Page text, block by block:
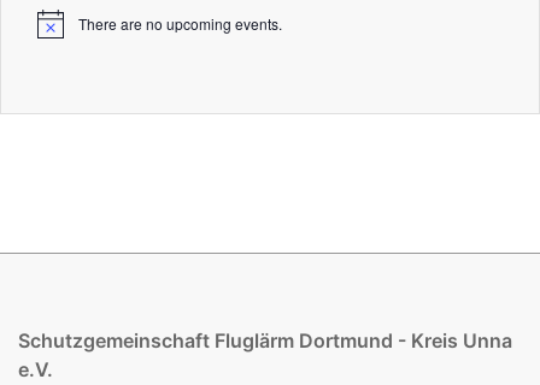
There are no upcoming events.
Schutzgemeinschaft Fluglärm Dortmund - Kreis Unna
e.V.